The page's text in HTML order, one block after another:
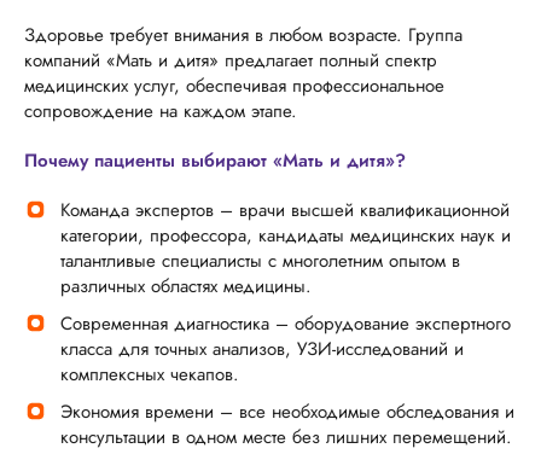
Здоровье требует внимания в любом возрасте. Группа
компаний «Мать и дитя» предлагает полный спектр
медицинских услуг, обеспечивая профессиональное
сопровождение на каждом этапе.
Почему пациенты выбирают «Мать и дитя»?
Команда экспертов – врачи высшей квалификационной
категории, профессора, кандидаты медицинских наук и
талантливые специалисты с многолетним опытом в
различных областях медицины.
Современная диагностика – оборудование экспертного
класса для точных анализов, УЗИ-исследований и
комплексных чекапов.
Экономия времени – все необходимые обследования и
консультации в одном месте без лишних перемещений.